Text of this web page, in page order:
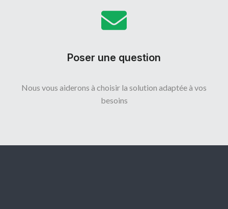
Poser une question
Nous vous aiderons à choisir la solution adaptée à vos
besoins